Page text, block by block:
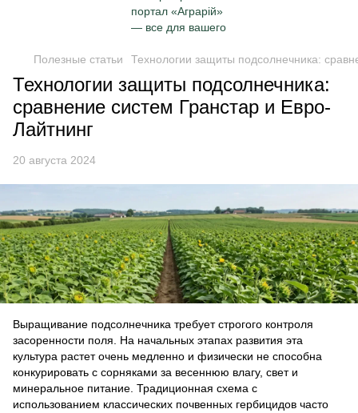
Полезные статьи Технологии защиты подсолнечника:
Технологии защиты подсолнечника:
сравнение систем Гранстар и Евро-
Лайтнинг
20 августа 2024
Выращивание подсолнечника требует строгого контроля
засоренности поля. На начальных этапах развития эта
культура растет очень медленно и физически не способна
конкурировать с сорняками за весеннюю влагу, свет и
минеральное питание. Традиционная схема с
использованием классических почвенных гербицидов часто